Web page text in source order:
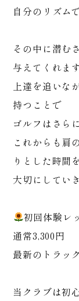
自分のリズム
その中に潜む
与えてくれます
上達を追いな
持つことで
ゴルフはさら
これからも肩
りとした時間を
大切にしてい
初回体験レ
通常3,300円
最新のトラッ
当クラブは初